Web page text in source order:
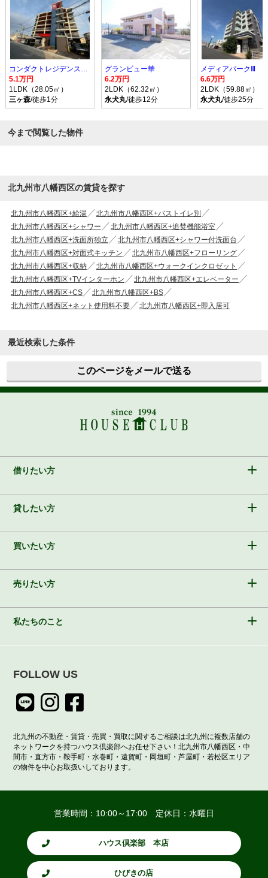
コンダクトレジデンスSANGAMORI
5.1万円
1LDK（28.05㎡）
三ヶ森/徒歩1分
グランビュー華
6.2万円
2LDK（62.32㎡）
永犬丸/徒歩12分
メディアパークⅢ
6.6万円
2LDK（59.88㎡）
永犬丸/徒歩25分
今まで閲覧した物件
北九州市八幡西区の賃貸を探す
北九州市八幡西区+給湯
北九州市八幡西区+バストイレ別
北九州市八幡西区+シャワー
北九州市八幡西区+追焚機能浴室
北九州市八幡西区+洗面所独立
北九州市八幡西区+シャワー付洗面台
北九州市八幡西区+対面式キッチン
北九州市八幡西区+フローリング
北九州市八幡西区+収納
北九州市八幡西区+ウォークインクロゼット
北九州市八幡西区+TVインターホン
北九州市八幡西区+エレベーター
北九州市八幡西区+CS
北九州市八幡西区+BS
北九州市八幡西区+ネット使用料不要
北九州市八幡西区+即入居可
最近検索した条件
このページをメールで送る
借りたい方
貸したい方
買いたい方
売りたい方
私たちのこと
FOLLOW US
北九州の不動産・賃貸・売買・買取に関するご相談は北九州に複数店舗の
ネットワークを持つハウス倶楽部へお任せ下さい！北九州市八幡西区・中
間市・直方市・鞍手町・水巻町・遠賀町・岡垣町・芦屋町・若松区エリア
の物件を中心お取扱いしております。
営業時間：10:00～17:00 定休日：水曜日
ハウス倶楽部 本店
ひびきの店